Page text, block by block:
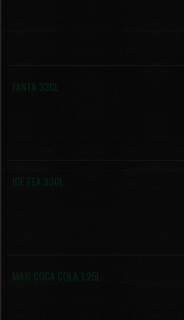
FANTA 33CL
ICE TEA 33CL
MAXI COCA COLA 1.25L